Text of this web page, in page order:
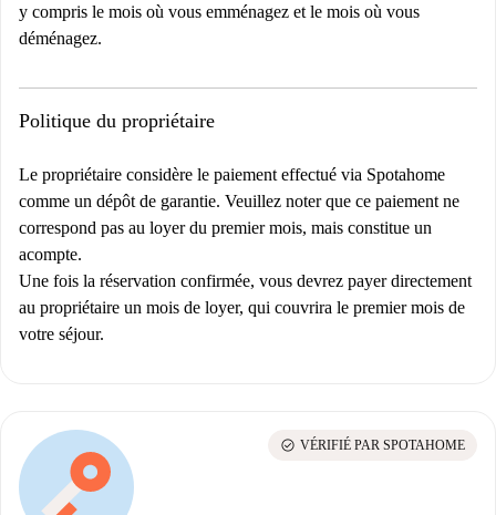
y compris le mois où vous emménagez et le mois où vous
déménagez.
Politique du propriétaire
Le propriétaire considère le paiement effectué via Spotahome
comme un dépôt de garantie. Veuillez noter que ce paiement ne
correspond pas au loyer du premier mois, mais constitue un
acompte.
Une fois la réservation confirmée, vous devrez payer directement
au propriétaire un mois de loyer, qui couvrira le premier mois de
votre séjour.
check_circle VÉRIFIÉ PAR SPOTAHOME